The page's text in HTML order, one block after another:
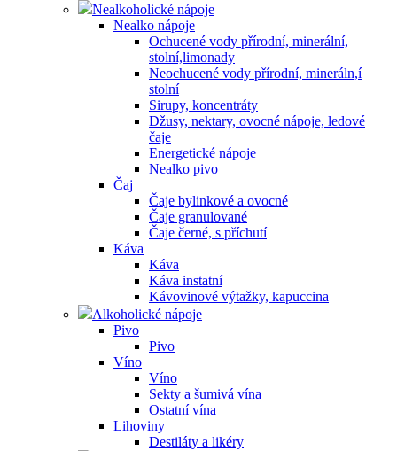
Nealkoholické nápoje
Nealko nápoje
Ochucené vody přírodní, minerální,
stolní,limonady
Neochucené vody přírodní, mineráln,í
stolní
Sirupy, koncentráty
Džusy, nektary, ovocné nápoje, ledové
čaje
Energetické nápoje
Nealko pivo
Čaj
Čaje bylinkové a ovocné
Čaje granulované
Čaje černé, s příchutí
Káva
Káva
Káva instatní
Kávovinové výtažky, kapuccina
Alkoholické nápoje
Pivo
Pivo
Víno
Víno
Sekty a šumivá vína
Ostatní vína
Lihoviny
Destiláty a likéry